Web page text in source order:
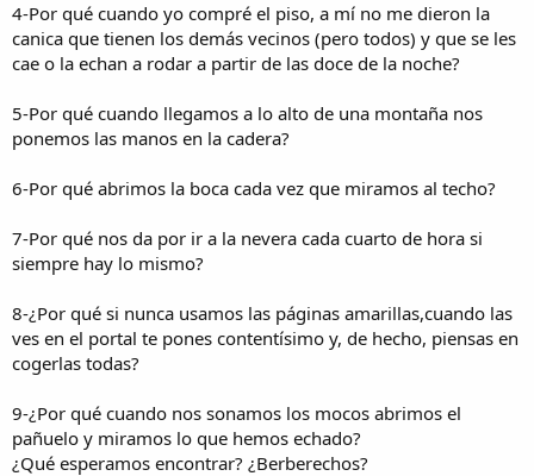
4-Por qué cuando yo compré el piso, a mí no me dieron la
canica que tienen los demás vecinos (pero todos) y que se les
cae o la echan a rodar a partir de las doce de la noche?
5-Por qué cuando llegamos a lo alto de una montaña nos
ponemos las manos en la cadera?
6-Por qué abrimos la boca cada vez que miramos al techo?
7-Por qué nos da por ir a la nevera cada cuarto de hora si
siempre hay lo mismo?
8-¿Por qué si nunca usamos las páginas amarillas,cuando las
ves en el portal te pones contentísimo y, de hecho, piensas en
cogerlas todas?
9-¿Por qué cuando nos sonamos los mocos abrimos el
pañuelo y miramos lo que hemos echado?
¿Qué esperamos encontrar? ¿Berberechos?